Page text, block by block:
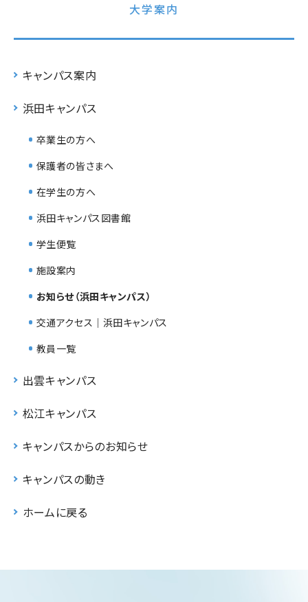
大学案内
キャンパス案内
浜田キャンパス
卒業生の方へ
保護者の皆さまへ
在学生の方へ
浜田キャンパス図書館
学生便覧
施設案内
お知らせ（浜田キャンパス）
交通アクセス｜浜田キャンパス
教員一覧
出雲キャンパス
松江キャンパス
キャンパスからのお知らせ
キャンパスの動き
ホームに戻る